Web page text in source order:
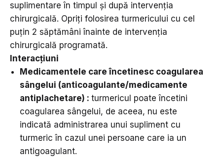
suplimentare în timpul și după intervenția
chirurgicală. Opriți folosirea turmericului cu cel
puțin 2 săptămâni înainte de intervenția
chirurgicală programată.
nteracțiuni
Medicamentele care încetinesc coagularea
sângelui (anticoagulante/medicamente
antiplachetare) :turmericul poate încetini
coagularea sângelui, de aceea, nu este
indicată administrarea unui supliment cu
turmeric în cazul unei persoane care ia un
antigoagulant.